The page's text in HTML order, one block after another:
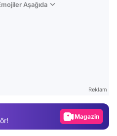
Aşağıda
Reklam
Video